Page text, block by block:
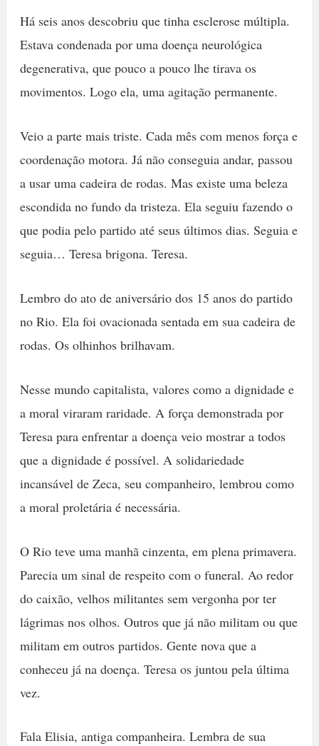
Há seis anos descobriu que tinha esclerose múltipla.
Estava condenada por uma doença neurológica
degenerativa, que pouco a pouco lhe tirava os
movimentos. Logo ela, uma agitação permanente.
Veio a parte mais triste. Cada mês com menos força e
coordenação motora. Já não conseguia andar, passou
a usar uma cadeira de rodas. Mas existe uma beleza
escondida no fundo da tristeza. Ela seguiu fazendo o
que podia pelo partido até seus últimos dias. Seguia e
seguia… Teresa brigona. Teresa.
Lembro do ato de aniversário dos 15 anos do partido
no Rio. Ela foi ovacionada sentada em sua cadeira de
rodas. Os olhinhos brilhavam.
Nesse mundo capitalista, valores como a dignidade e
a moral viraram raridade. A força demonstrada por
Teresa para enfrentar a doença veio mostrar a todos
que a dignidade é possível. A solidariedade
incansável de Zeca, seu companheiro, lembrou como
a moral proletária é necessária.
O Rio teve uma manhã cinzenta, em plena primavera.
Parecia um sinal de respeito com o funeral. Ao redor
do caixão, velhos militantes sem vergonha por ter
lágrimas nos olhos. Outros que já não militam ou que
militam em outros partidos. Gente nova que a
conheceu já na doença. Teresa os juntou pela última
vez.
Fala Elisia, antiga companheira. Lembra de sua